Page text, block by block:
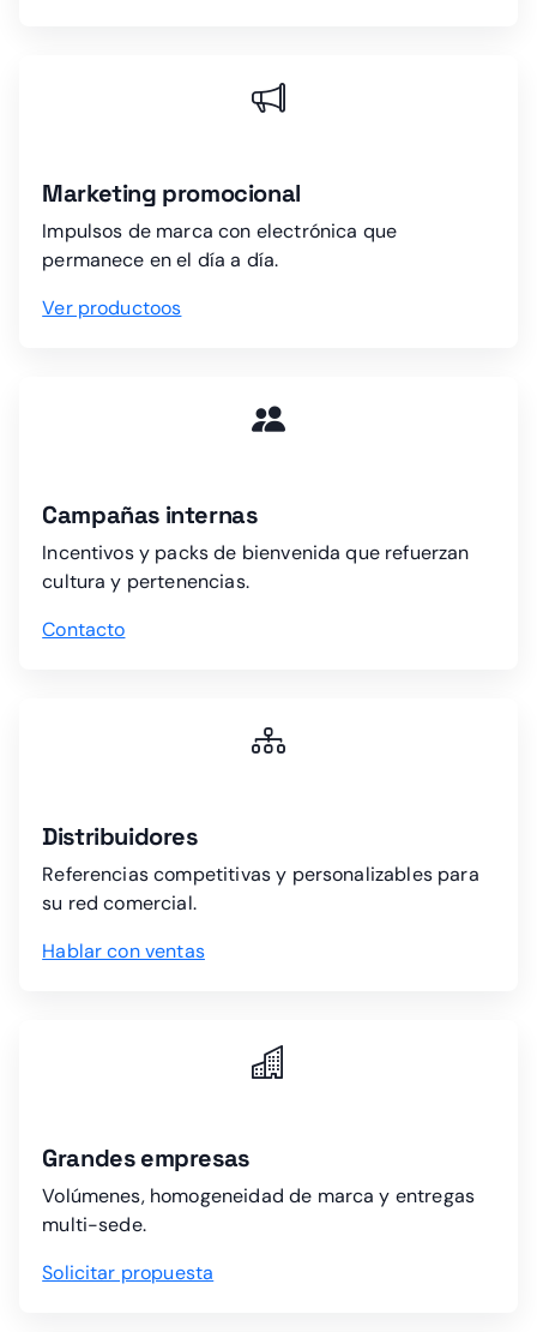
Marketing promocional
Impulsos de marca con electrónica que
permanece en el día a día.
Ver productoos
Campañas internas
Incentivos y packs de bienvenida que refuerzan
cultura y pertenencias.
Contacto
Distribuidores
Referencias competitivas y personalizables para
su red comercial.
Hablar con ventas
Grandes empresas
Volúmenes, homogeneidad de marca y entregas
multi-sede.
Solicitar propuesta